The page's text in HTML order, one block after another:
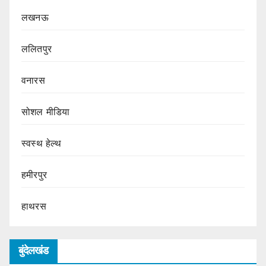
लखनऊ
ललितपुर
वनारस
सोशल मीडिया
स्वस्थ हेल्थ
हमीरपुर
हाथरस
बुंदेलखंड